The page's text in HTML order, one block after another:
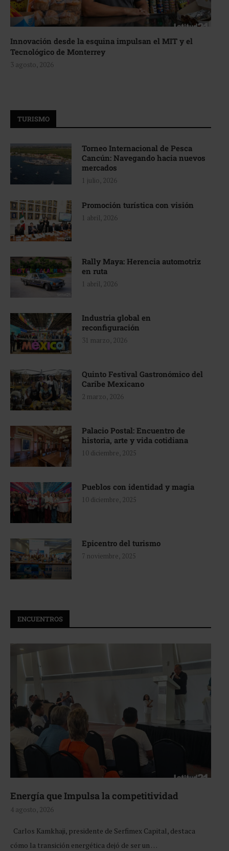
Innovación desde la esquina impulsan el MIT y el
Tecnológico de Monterrey
3 agosto, 2026
TURISMO
Torneo Internacional de Pesca
Cancún: Navegando hacia nuevos
mercados
1 julio, 2026
Promoción turística con visión
1 abril, 2026
Rally Maya: Herencia automotriz
en ruta
1 abril, 2026
Industria global en
reconfiguración
31 marzo, 2026
Quinto Festival Gastronómico del
Caribe Mexicano
2 marzo, 2026
Palacio Postal: Encuentro de
historia, arte y vida cotidiana
10 diciembre, 2025
Pueblos con identidad y magia
10 diciembre, 2025
Epicentro del turismo
7 noviembre, 2025
ENCUENTROS
Energía que Impulsa la competitividad
4 agosto, 2026
Carlos Kamkhaji, presidente de Serfimex Capital, destaca
cómo la transición energética dejó de ser un …